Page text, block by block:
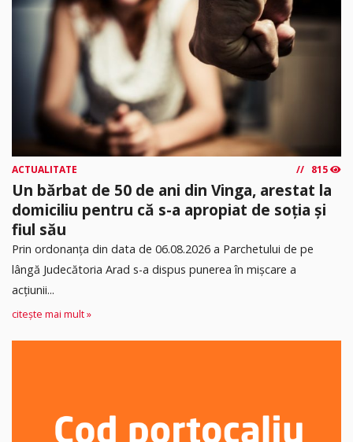
ACTUALITATE 815
Un bărbat de 50 de ani din Vinga, arestat la
domiciliu pentru că s-a apropiat de soția și
fiul său
Prin ordonanța din data de 06.08.2026 a Parchetului de pe
lângă Judecătoria Arad s-a dispus punerea în mişcare a
acţiunii...
citește mai mult »